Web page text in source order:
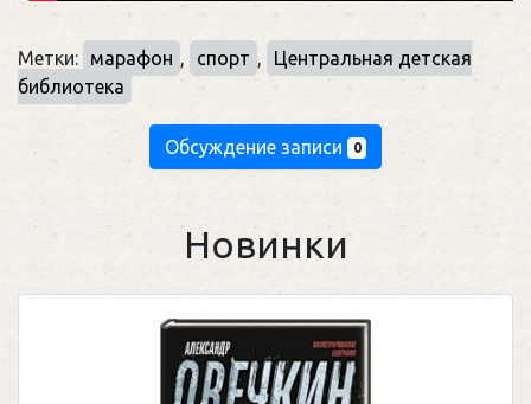
Метки: марафон , спорт ,
Центральная детская
библиотека
Обсуждение записи 0
Новинки